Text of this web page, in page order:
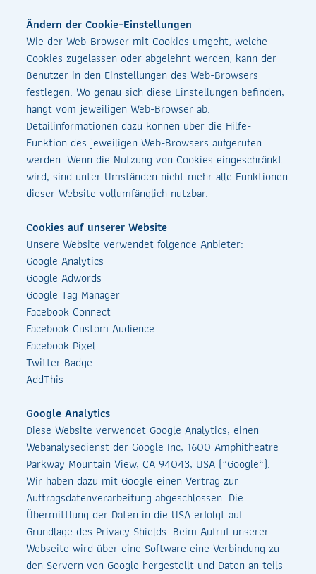
Ändern der Cookie-Einstellungen
Wie der Web-Browser mit Cookies umgeht, welche
Cookies zugelassen oder abgelehnt werden, kann der
Benutzer in den Einstellungen des Web-Browsers
festlegen. Wo genau sich diese Einstellungen befinden,
hängt vom jeweiligen Web-Browser ab.
Detailinformationen dazu können über die Hilfe-
Funktion des jeweiligen Web-Browsers aufgerufen
werden. Wenn die Nutzung von Cookies eingeschränkt
wird, sind unter Umständen nicht mehr alle Funktionen
dieser Website vollumfänglich nutzbar.
Cookies auf unserer Website
Unsere Website verwendet folgende Anbieter:
Google Analytics
Google Adwords
Google Tag Manager
Facebook Connect
Facebook Custom Audience
Facebook Pixel
Twitter Badge
AddThis
Google Analytics
Diese Website verwendet Google Analytics, einen
Webanalysedienst der Google Inc, 1600 Amphitheatre
Parkway Mountain View, CA 94043, USA („Google“).
Wir haben dazu mit Google einen Vertrag zur
Auftragsdatenverarbeitung abgeschlossen. Die
Übermittlung der Daten in die USA erfolgt auf
Grundlage des Privacy Shields. Beim Aufruf unserer
Webseite wird über eine Software eine Verbindung zu
den Servern von Google hergestellt und Daten an teils